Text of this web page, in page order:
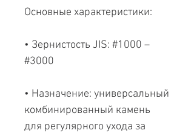
Основные характеристики:
• Зернистость JIS: #1000 –
#3000
• Назначение: универсальный
комбинированный камень
для регулярного ухода за